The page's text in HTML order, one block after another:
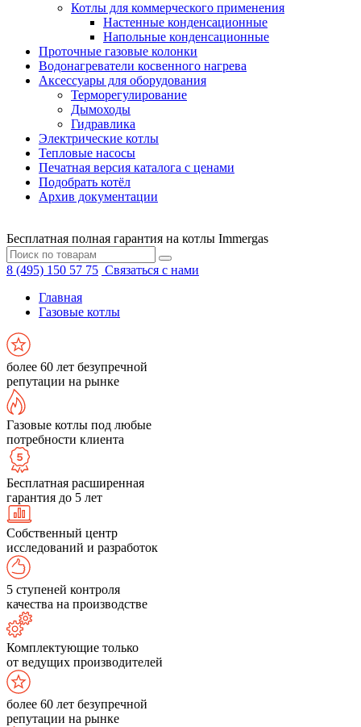
Котлы для коммерческого применения
Настенные конденсационные
Напольные конденсационные
Проточные газовые колонки
Водонагреватели косвенного нагрева
Аксессуары для оборудования
Терморегулирование
Дымоходы
Гидравлика
Электрические котлы
Тепловые насосы
Печатная версия каталога с ценами
Подобрать котёл
Архив документации
Бесплатная полная гарантия на котлы Immergas
8 (495) 150 57 75 Связаться с нами
Главная
Газовые котлы
более 60 лет безупречной
репутации на рынке
Газовые котлы под любые
потребности клиента
Бесплатная расширенная
гарантия до 5 лет
Собственный центр
исследований и разработок
5 ступеней контроля
качества на производстве
Комплектующие только
от ведущих производителей
более 60 лет безупречной
репутации на рынке